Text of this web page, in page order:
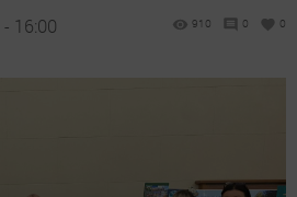
16:00 910 0 0